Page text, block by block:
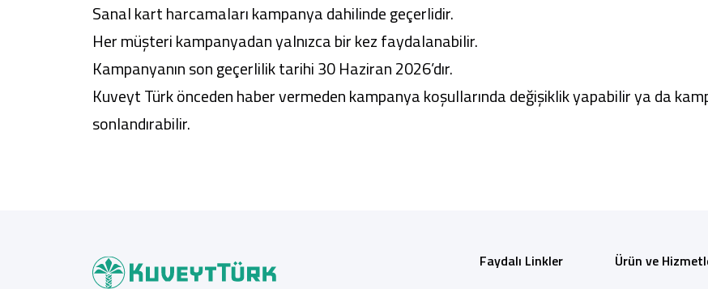
Sanal kart harcamaları kampanya dahilinde geçerlidir.
Her müşteri kampanyadan yalnızca bir kez faydalanabilir.
Kampanyanın son geçerlilik tarihi 30 Haziran 2026’dır.
Kuveyt Türk önceden haber vermeden kampanya koşullarında değişiklik yapabilir ya da
sonlandırabilir.
Faydalı Linkler
Ürün ve